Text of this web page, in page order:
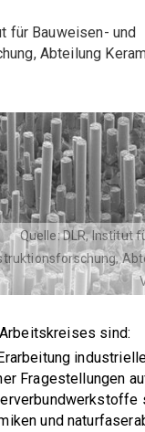
und Arbeitsschutz
Nachwuchs
Additive
Keramikspritzguss
in der
für Bauweisen- und
Abteilung
Quelle: DLR, Institut
sind:
Fragestellungen
und